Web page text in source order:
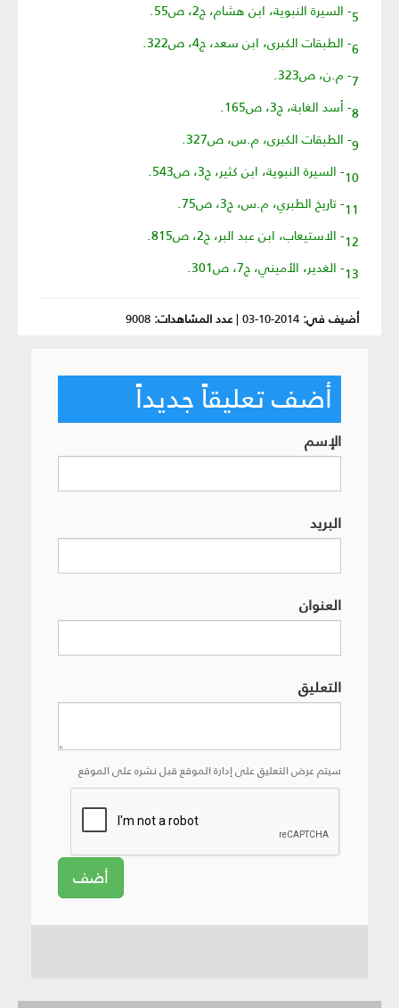
5- السيرة النبوية، ابن هشام، ج2، ص55.
6- الطبقات الكبرى، ابن سعد، ج4، ص322.
7- م.ن، ص323.
8- أسد الغابة، ج3، ص165.
9- الطبقات الكبرى، م.س، ص327.
10- السيرة النبوية، ابن كثير، ج3، ص543.
11- تاريخ الطبري، م.س، ج3، ص75.
12- الاستيعاب، ابن عبد البر، ج2، ص815.
13- الغدير، الأميني، ج7، ص301.
أضيف في: 2014-10-03
|عدد المشاهدات: 9008
أضف تعليقاً جديداً
الإسم
البريد
العنوان
التعليق
سيتم عرض التعليق على إدارة الموقع قبل نشره على الموقع
أضف